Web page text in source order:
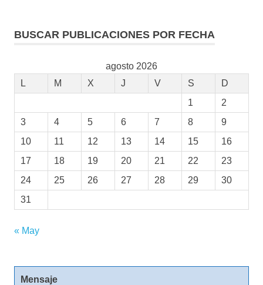
BUSCAR PUBLICACIONES POR FECHA
agosto 2026
L
M X J V S
D
1
2
3
4 5 6 7 8
9
10
11 12 13 14 15
16
17
18 19 20 21 22
23
24
25 26 27 28 29
30
31
« May
Mensaje